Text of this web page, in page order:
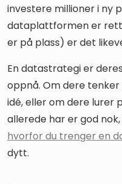
investere millioner i ny
dataplattformen er
er på plass) er det
En datastrategi er
oppnå. Om dere tenker
idé, eller om dere lurer
allerede har er god
hvorfor du trenger en
dytt.